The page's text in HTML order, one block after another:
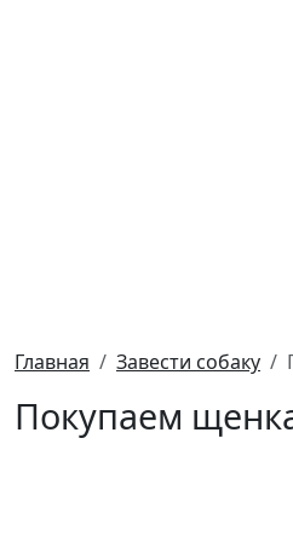
Главная Завести собаку
Покупаем